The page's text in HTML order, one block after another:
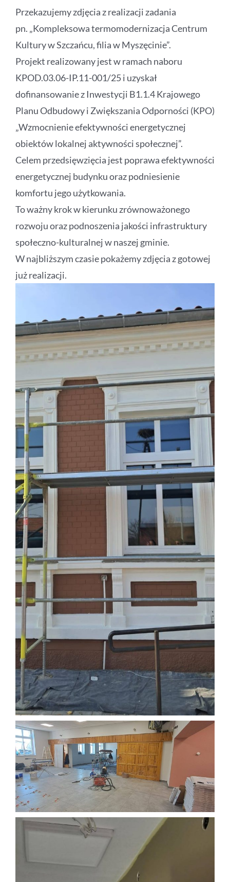
Przekazujemy zdjęcia z realizacji zadania
pn. „Kompleksowa termomodernizacja Centrum
Kultury w Szczańcu, filia w Myszęcinie”.
Projekt realizowany jest w ramach naboru
KPOD.03.06-IP.11-001/25 i uzyskał
dofinansowanie z Inwestycji B1.1.4 Krajowego
Planu Odbudowy i Zwiększania Odporności (KPO)
„Wzmocnienie efektywności energetycznej
obiektów lokalnej aktywności społecznej”.
Celem przedsięwzięcia jest poprawa efektywności
energetycznej budynku oraz podniesienie
komfortu jego użytkowania.
To ważny krok w kierunku zrównoważonego
rozwoju oraz podnoszenia jakości infrastruktury
społeczno-kulturalnej w naszej gminie.
W najbliższym czasie pokażemy zdjęcia z gotowej
już realizacji.